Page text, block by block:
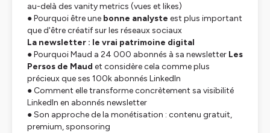
au-delà des vanity metrics (vues et likes)
● Pourquoi être une bonne analyste est plus important
que d'être créatif sur les réseaux sociaux
La newsletter : le vrai patrimoine digital
● Pourquoi Maud a 24 000 abonnés à sa newsletter Les
Persos de Maud et considère cela comme plus
précieux que ses 100k abonnés LinkedIn
● Comment elle transforme concrètement sa visibilité
LinkedIn en abonnés newsletter
● Son approche de la monétisation : contenu gratuit,
premium, sponsoring